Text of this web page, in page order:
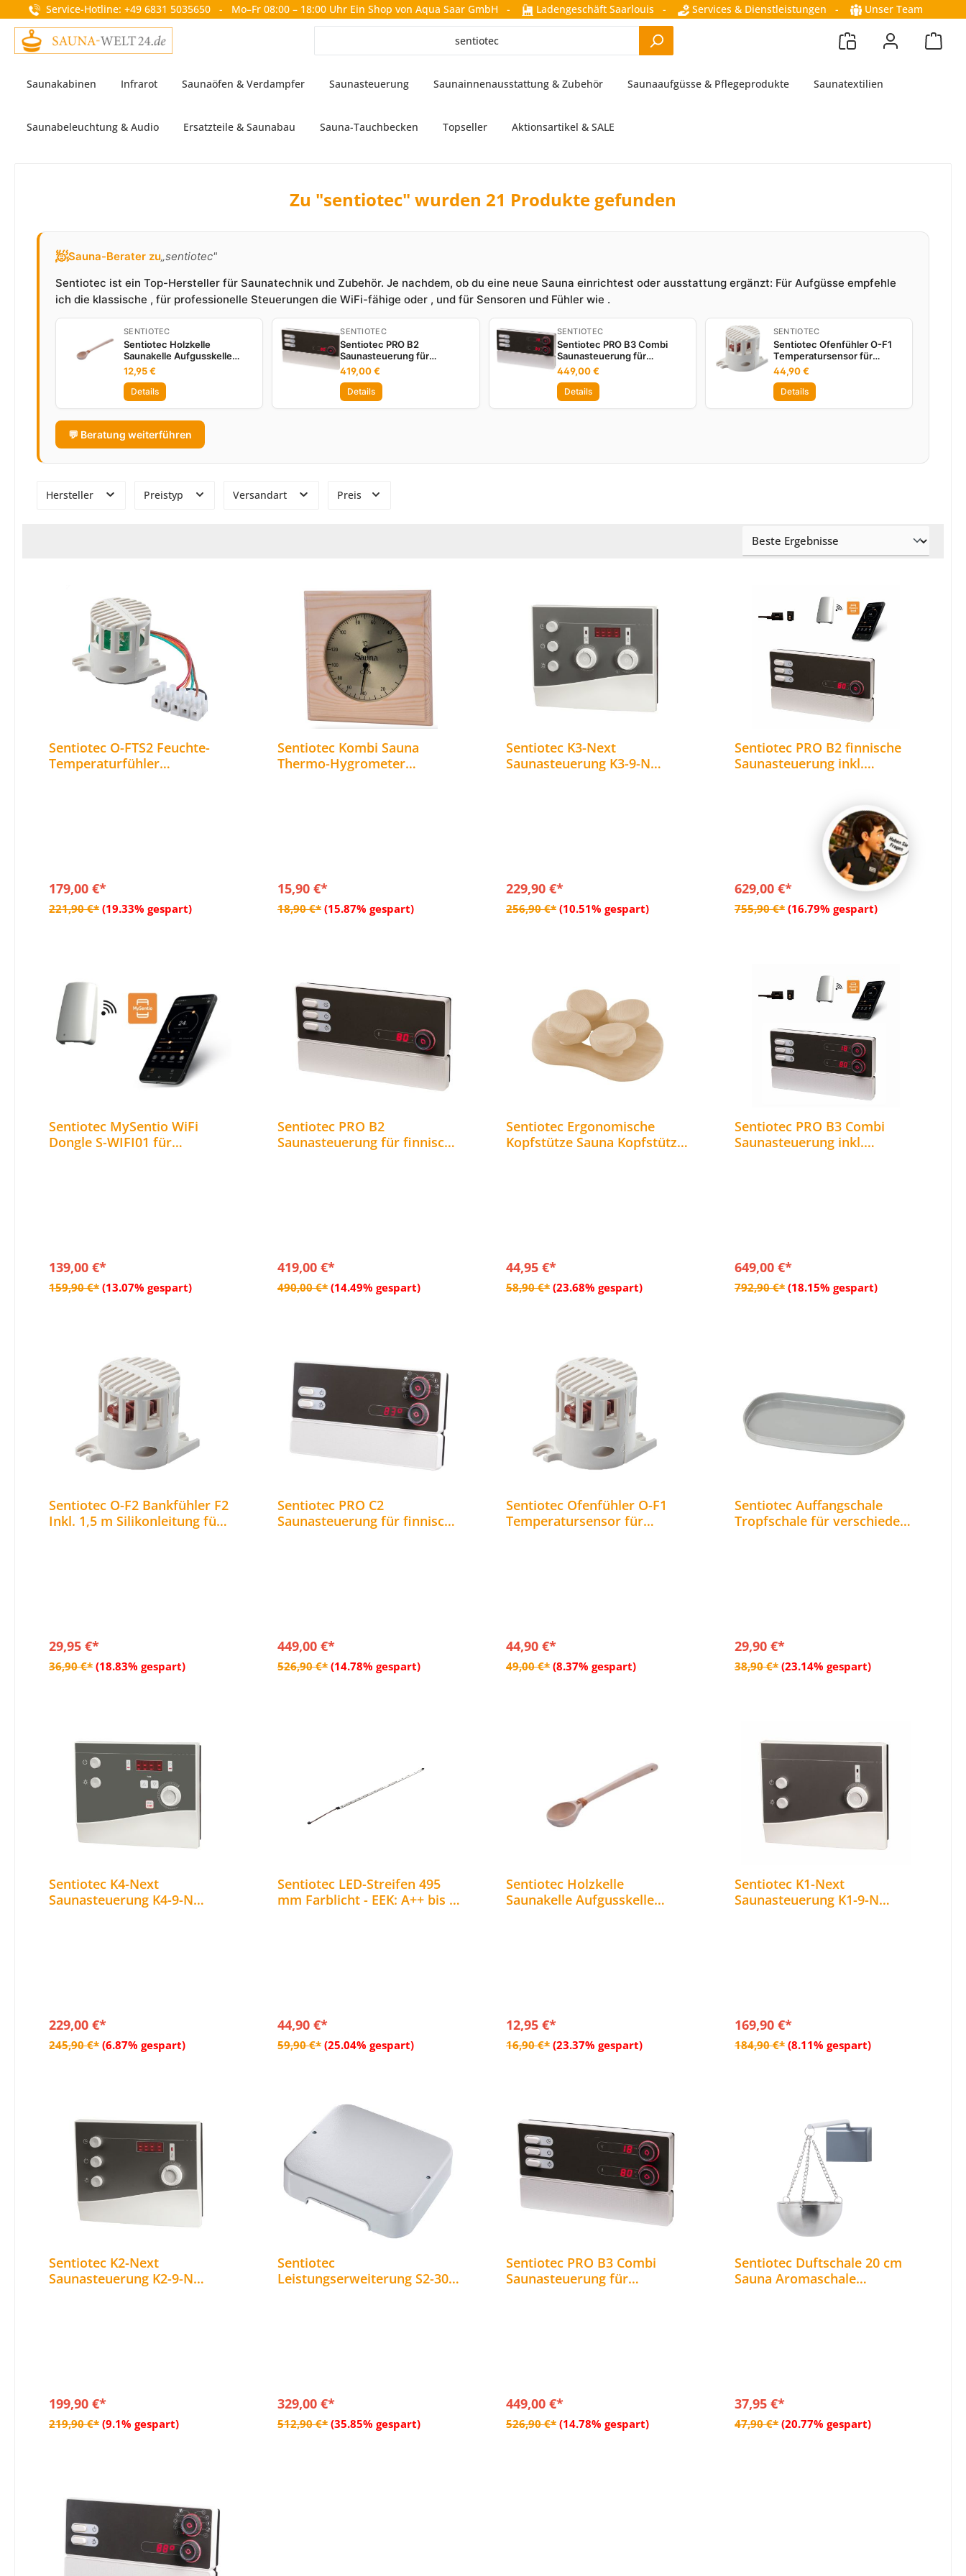
Zur Hauptnavigation springen
Service-Hotline: +49 6831 5035650 - Mo–Fr 08:00 – 18:00 Uhr Ein Shop von Aqua Saar GmbH - Ladengeschäft Saarlouis - Services & Dienstleistungen - Unser Team
Saunakabinen Infrarot Saunaöfen & Verdampfer Saunasteuerung Saunainnenausstattung & Zubehör Saunaaufgüsse & Pflegeprodukte Saunatextilien
Saunabeleuchtung & Audio Ersatzteile & Saunabau Sauna-Tauchbecken Topseller Aktionsartikel & SALE
Zu "sentiotec" wurden 21 Produkte gefunden
🧖Sauna-Berater zu„sentiotec"
Sentiotec ist ein Top-Hersteller für Saunatechnik und Zubehör. Je nachdem, ob du eine neue Sauna einrichtest oder ausstattung ergänzt: Für Aufgüsse empfehle
ich die klassische , für professionelle Steuerungen die WiFi-fähige oder , und für Sensoren und Fühler wie .
SENTIOTEC
Sentiotec Holzkelle
Saunakelle Aufgusskelle
Schöpfkelle 41 cm 100 ml
Linde
12,95 €
Details
SENTIOTEC
Sentiotec PRO B2
Saunasteuerung für
finnische Saunaöfen bis 10,5
kW WiFi fähig
419,00 €
Details
SENTIOTEC
Sentiotec PRO B3 Combi
Saunasteuerung für
Kombiofen bis 10,5 kW WiFi
fähig
449,00 €
Details
SENTIOTEC
Sentiotec Ofenfühler O-F1
Temperatursensor für
Saunasteuerung
Temperaturfühler
44,90 €
Details
💬 Beratung weiterführen
Hersteller Preistyp Versandart Preis
Sentiotec O-FTS2 Feuchte-
Temperaturfühler
179,00 €*
221,90 €* (19.33% gespart)
In den Warenkorb
Sentiotec Kombi Sauna
Thermo-Hygrometer
15,90 €*
18,90 €* (15.87% gespart)
In den Warenkorb
Sentiotec K3-Next
Saunasteuerung K3-9-N
229,90 €*
256,90 €* (10.51% gespart)
In den Warenkorb
Sentiotec PRO B2 finnische
Saunasteuerung inkl.
629,00 €*
755,90 €* (16.79% gespart)
In den Warenkorb
Sentiotec MySentio WiFi
Dongle S-WIFI01 für
139,00 €*
159,90 €* (13.07% gespart)
In den Warenkorb
Sentiotec PRO B2
Saunasteuerung für finnische
419,00 €*
490,00 €* (14.49% gespart)
In den Warenkorb
Sentiotec Ergonomische
Kopfstütze Sauna Kopfstütze
44,95 €*
58,90 €* (23.68% gespart)
In den Warenkorb
Sentiotec PRO B3 Combi
Saunasteuerung inkl.
649,00 €*
792,90 €* (18.15% gespart)
In den Warenkorb
Sentiotec O-F2 Bankfühler F2
Inkl. 1,5 m Silikonleitung für
29,95 €*
36,90 €* (18.83% gespart)
In den Warenkorb
Sentiotec PRO C2
Saunasteuerung für finnische
449,00 €*
526,90 €* (14.78% gespart)
In den Warenkorb
Sentiotec Ofenfühler O-F1
Temperatursensor für
44,90 €*
49,00 €* (8.37% gespart)
In den Warenkorb
Sentiotec Auffangschale
Tropfschale für verschiedene
29,90 €*
38,90 €* (23.14% gespart)
In den Warenkorb
Sentiotec K4-Next
Saunasteuerung K4-9-N
229,00 €*
245,90 €* (6.87% gespart)
In den Warenkorb
Sentiotec LED-Streifen 495
mm Farblicht - EEK: A++ bis A
44,90 €*
59,90 €* (25.04% gespart)
In den Warenkorb
Sentiotec Holzkelle
Saunakelle Aufgusskelle
12,95 €*
16,90 €* (23.37% gespart)
In den Warenkorb
Sentiotec K1-Next
Saunasteuerung K1-9-N
169,90 €*
184,90 €* (8.11% gespart)
In den Warenkorb
Sentiotec K2-Next
Saunasteuerung K2-9-N
199,90 €*
219,90 €* (9.1% gespart)
In den Warenkorb
Sentiotec
Leistungserweiterung S2-30
329,00 €*
512,90 €* (35.85% gespart)
In den Warenkorb
Sentiotec PRO B3 Combi
Saunasteuerung für
449,00 €*
526,90 €* (14.78% gespart)
In den Warenkorb
Sentiotec Duftschale 20 cm
Sauna Aromaschale
37,95 €*
47,90 €* (20.77% gespart)
In den Warenkorb